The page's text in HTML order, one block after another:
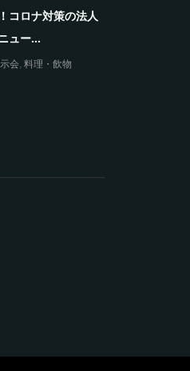
コロナ対策の法人
ュー...
会, 料理・飲物